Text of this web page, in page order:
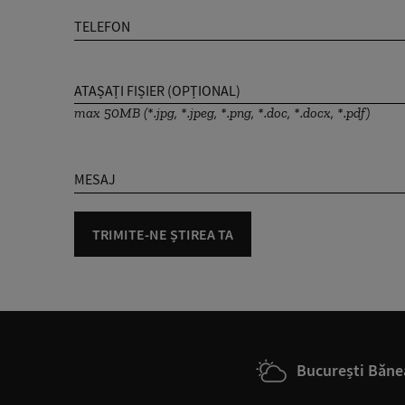
TELEFON
max 50MB (*.jpg, *.jpeg, *.png, *.doc, *.docx, *.pdf)
ATAȘAȚI FIȘIER (OPȚIONAL)
MESAJ
TRIMITE-NE ȘTIREA TA
București